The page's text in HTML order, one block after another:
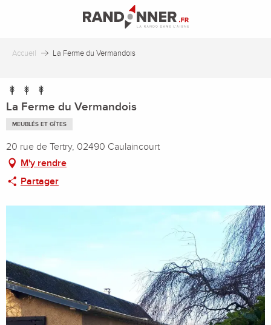
principal
Accueil La Ferme du Vermandois
La Ferme du Vermandois
MEUBLÉS ET GÎTES
20 rue de Tertry, 02490 Caulaincourt
M'y rendre
Partager